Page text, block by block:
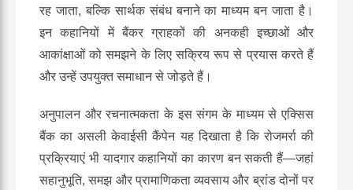
रह जाता, बल्कि सार्थक संबंध बनाने का माध्यम बन जाता है।
इन कहानियों में बैंकर ग्राहकों की अनकही इच्छाओं और
आकांक्षाओं को समझने के लिए सक्रिय रूप से प्रयास करते हैं
और उन्हें उपयुक्त समाधान से जोड़ते हैं।
अनुपालन और रचनात्मकता के इस संगम के माध्यम से एक्सिस
बैंक का असली केवाईसी कैंपेन यह दिखाता है कि रोजमर्रा की
प्रक्रियाएं भी यादगार कहानियों का कारण बन सकती हैं—जहां
सहानुभूति, समझ और प्रामाणिकता व्यवसाय और ब्रांड दोनों पर